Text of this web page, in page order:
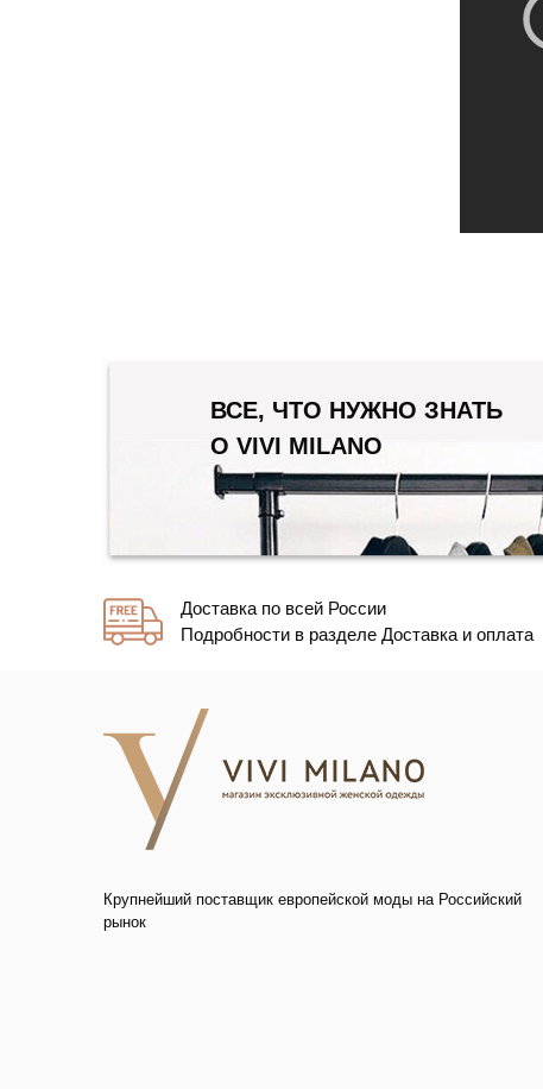
ВСЕ, ЧТО НУЖНО ЗНАТЬ
О VIVI MILANO
Доставка по всей России
Подробности в разделе Доставка и оплата
Крупнейший поставщик европейской моды на Российский
рынок